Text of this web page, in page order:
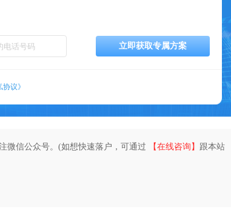
立即获取专属方案
议》
微信公众号。(如想快速落户，可通过 【在线咨询】 跟本站